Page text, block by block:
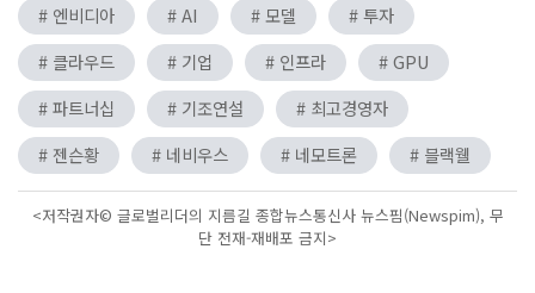
# 엔비디아 # AI # 모델
# 투자
# 클라우드
# 기업 # 인프라
# GPU
# 파트너십
# 기조연설
# 최고경영자
# 젠슨황
# 네비우스 # 네모트론 # 블랙웰
<저작권자© 글로벌리더의 지름길 종합뉴스통신사 뉴스핌(Newspim), 무
단 전재-재배포 금지>